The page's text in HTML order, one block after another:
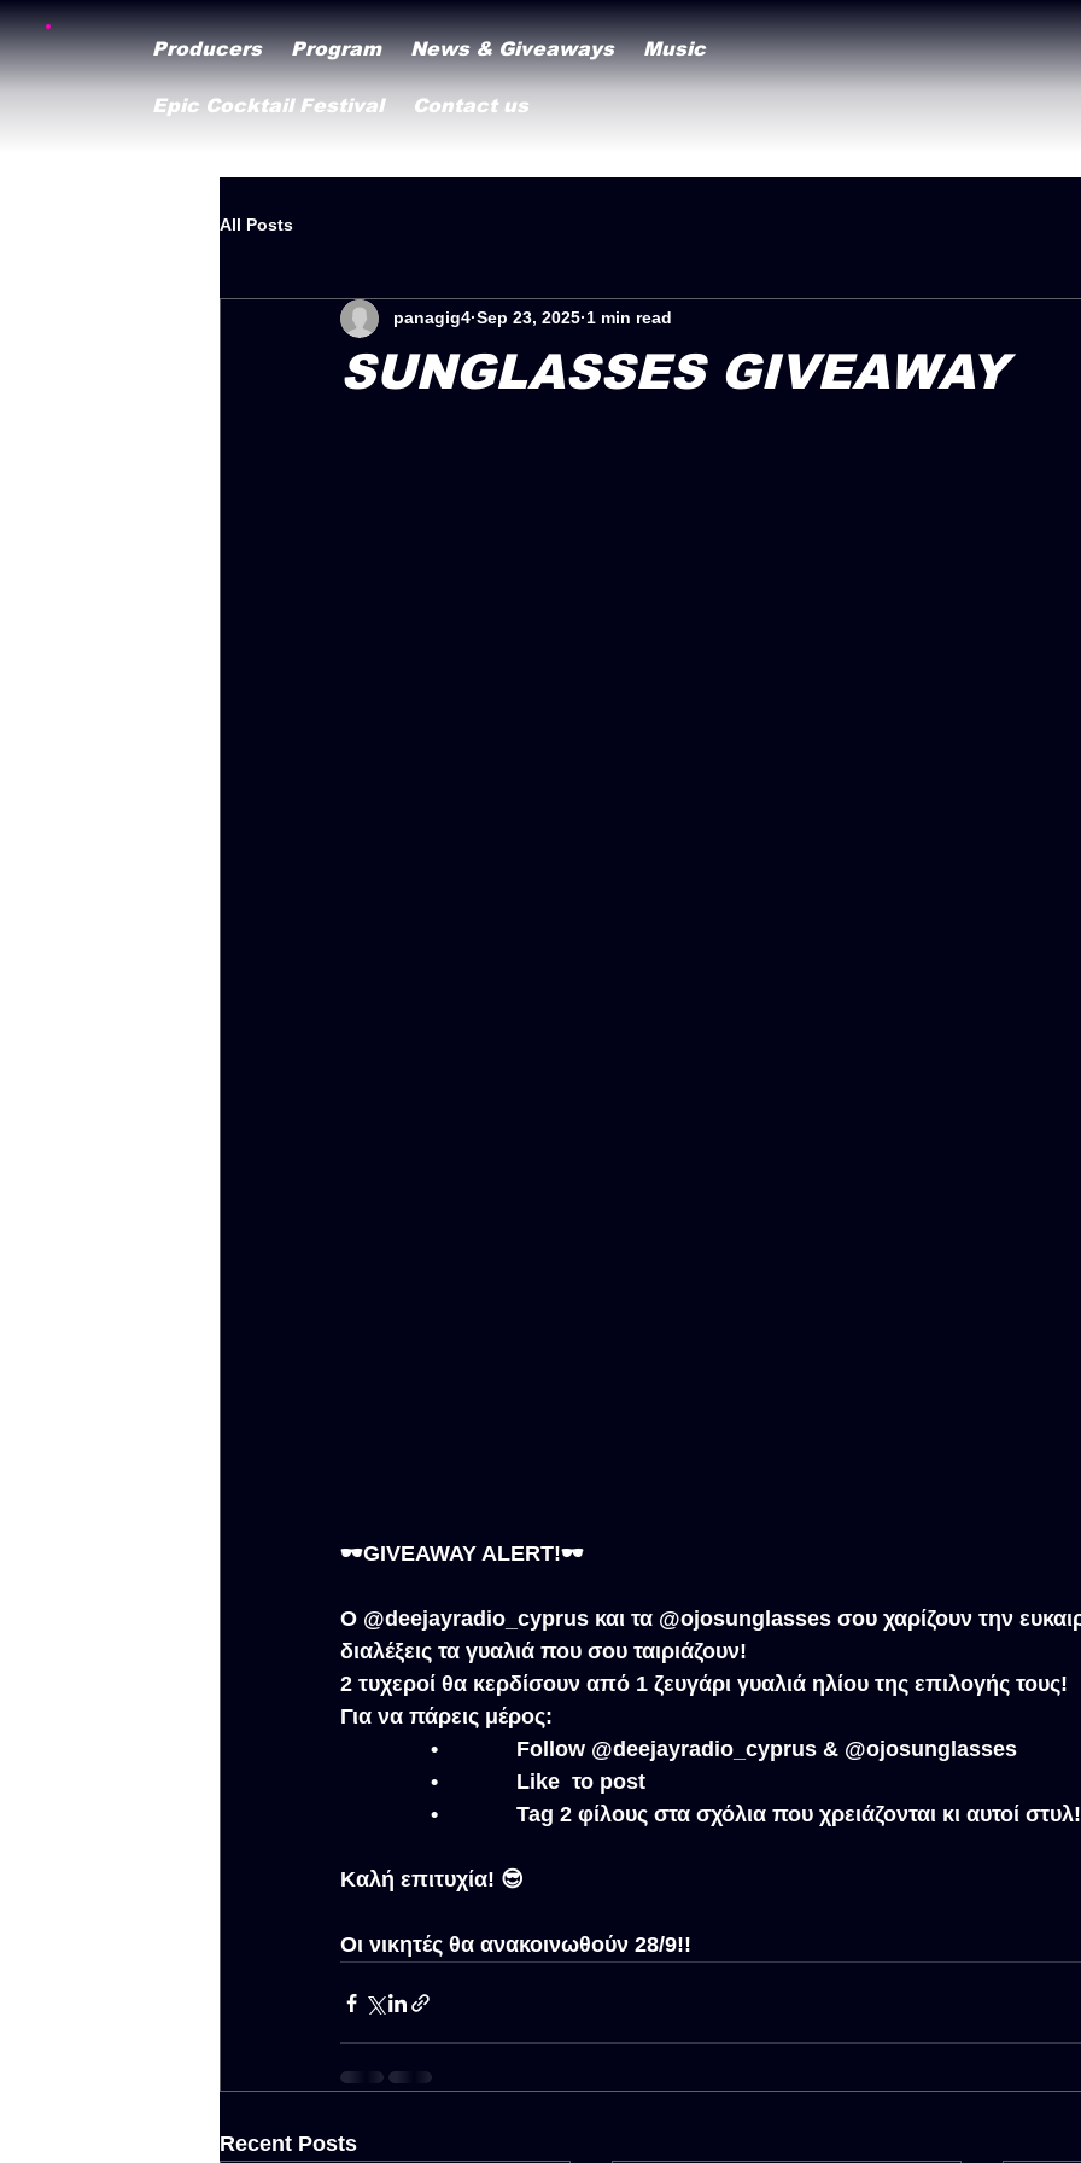
Producers Program News & Giveaways Music
Epic Cocktail Festival Contact us
All Posts
SUNGLASSES GIVEAWAY
panagig4 Sep 23, 2025 1 min read
🕶️GIVEAWAY ALERT!🕶️
Ο @deejayradio_cyprus και τα @ojosunglasses σου χαρίζουν την
διαλέξεις τα γυαλιά που σου ταιριάζουν!
2 τυχεροί θα κερδίσουν από 1 ζευγάρι γυαλιά ηλίου της επιλογής τους!
Για να πάρεις μέρος:
•             Follow @deejayradio_cyprus & @ojosunglasses
•             Like  το post
•             Tag 2 φίλους στα σχόλια που χρειάζονται κι αυτοί στυλ!
Καλή επιτυχία! 😎
Οι νικητές θα ανακοινωθούν 28/9!!
Recent Posts